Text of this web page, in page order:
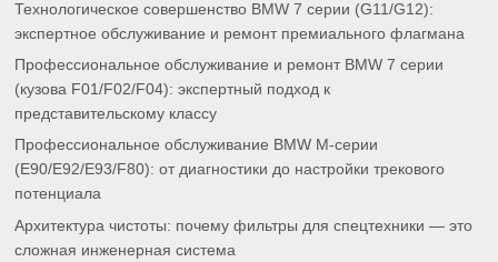
Технологическое совершенство BMW 7 серии (G11/G12):
экспертное обслуживание и ремонт премиального флагмана
Профессиональное обслуживание и ремонт BMW 7 серии
(кузова F01/F02/F04): экспертный подход к
представительскому классу
Профессиональное обслуживание BMW M-серии
(E90/E92/E93/F80): от диагностики до настройки трекового
потенциала
Архитектура чистоты: почему фильтры для спецтехники — это
сложная инженерная система